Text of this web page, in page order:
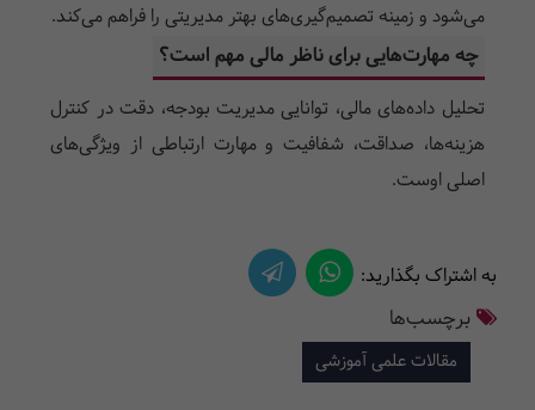
می‌شود و زمینه تصمیم‌گیری‌های بهتر مدیریتی را فراهم می‌کند.
چه مهارت‌هایی برای ناظر مالی مهم است؟
تحلیل داده‌های مالی، توانایی مدیریت بودجه، دقت در کنترل
هزینه‌ها، صداقت، شفافیت و مهارت ارتباطی از ویژگی‌های
اصلی اوست.
به اشتراک بگذارید:
برچسب‌ها
مقالات علمی آموزشی